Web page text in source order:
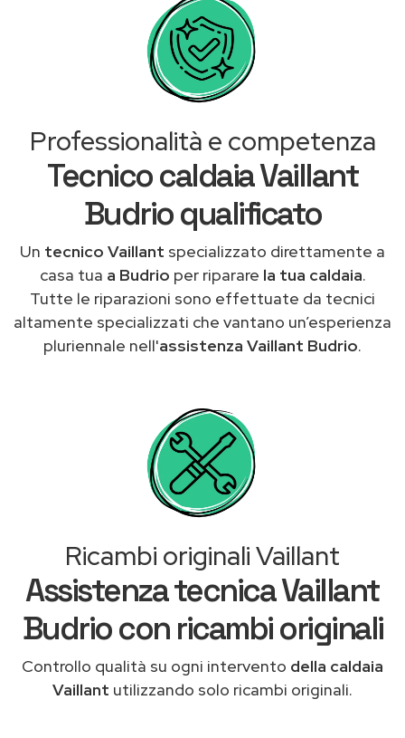
Professionalità e competenza
Tecnico caldaia Vaillant
Budrio qualificato
Un tecnico Vaillant specializzato direttamente a
casa tua a Budrio per riparare la tua caldaia.
Tutte le riparazioni sono effettuate da tecnici
altamente specializzati che vantano un’esperienza
pluriennale nell'assistenza Vaillant Budrio.
Ricambi originali Vaillant
Assistenza tecnica Vaillant
Budrio con ricambi originali
Controllo qualità su ogni intervento della caldaia
Vaillant utilizzando solo ricambi originali.